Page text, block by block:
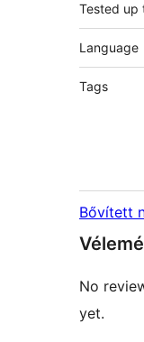
Tested up
Language
Tags
Bővített
No
yet.